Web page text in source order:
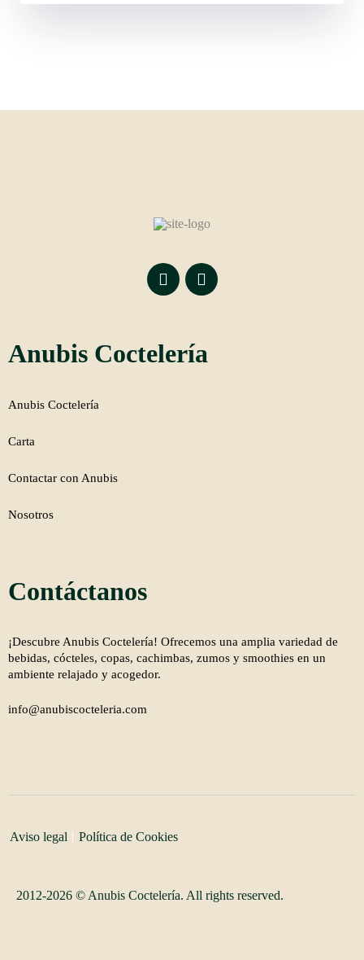
Anubis Coctelería
Anubis Coctelería
Carta
Contactar con Anubis
Nosotros
Contáctanos
¡Descubre Anubis Coctelería! Ofrecemos una amplia variedad de
bebidas, cócteles, copas, cachimbas, zumos y smoothies en un
ambiente relajado y acogedor.
info@anubiscocteleria.com
Aviso legal Política de Cookies
2012-2026 © Anubis Coctelería. All rights reserved.